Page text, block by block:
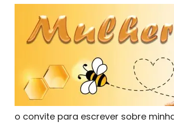
o convite para escrever sobre